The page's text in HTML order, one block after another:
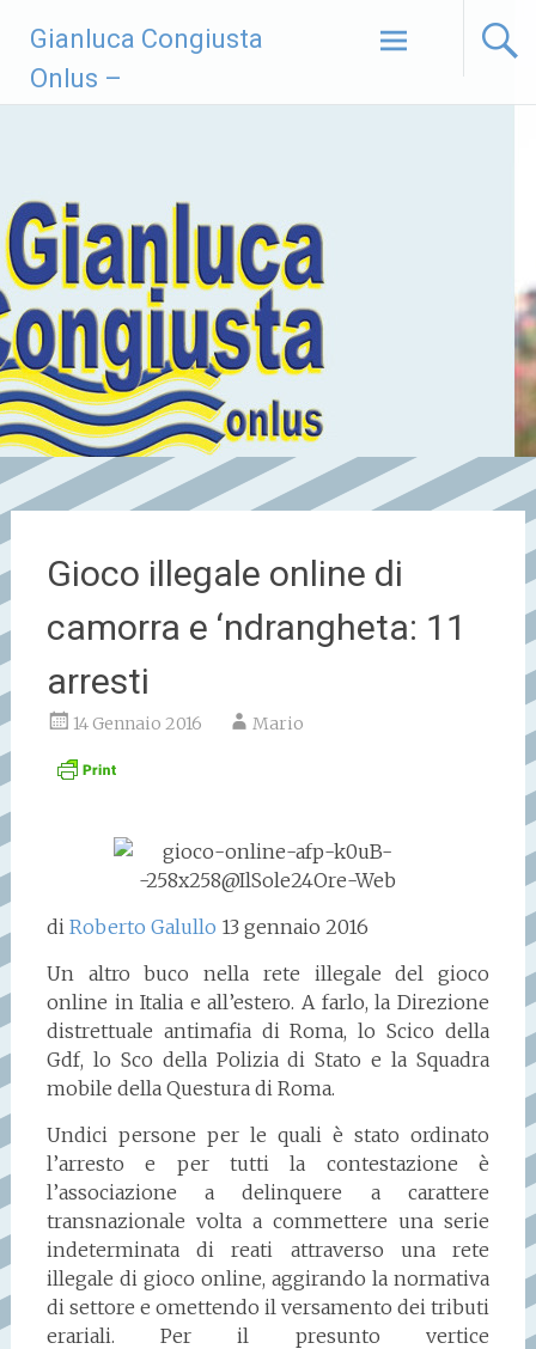
contenuto
Gianluca Congiusta
Onlus –
Gioco illegale online di
camorra e ‘ndrangheta: 11
arresti
14 Gennaio 2016 Mario
di Roberto Galullo 13 gennaio 2016
Un altro buco nella rete illegale del gioco
online in Italia e all’estero. A farlo, la Direzione
distrettuale antimafia di Roma, lo Scico della
Gdf, lo Sco della Polizia di Stato e la Squadra
mobile della Questura di Roma.
Undici persone per le quali è stato ordinato
l’arresto e per tutti la contestazione è
l’associazione a delinquere a carattere
transnazionale volta a commettere una serie
indeterminata di reati attraverso una rete
illegale di gioco online, aggirando la normativa
di settore e omettendo il versamento dei tributi
erariali. Per il presunto vertice